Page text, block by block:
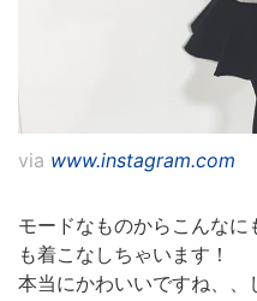
via www.instagram.com
モードなものからこんな
も着こなしちゃいます！
本当にかわいいですね、、